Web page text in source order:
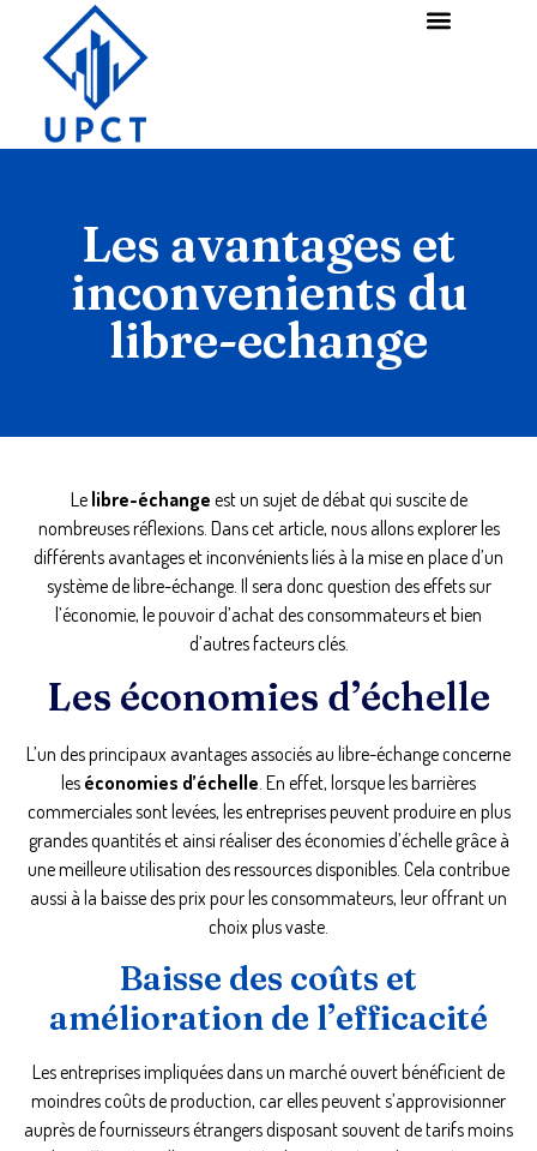
Les avantages et
inconvenients du
libre-echange
Le libre-échange est un sujet de débat qui suscite de
nombreuses réflexions. Dans cet article, nous allons explorer les
différents avantages et inconvénients liés à la mise en place d’un
système de libre-échange. Il sera donc question des effets sur
l’économie, le pouvoir d’achat des consommateurs et bien
d’autres facteurs clés.
Les économies d’échelle
L’un des principaux avantages associés au libre-échange concerne
les économies d’échelle. En effet, lorsque les barrières
commerciales sont levées, les entreprises peuvent produire en plus
grandes quantités et ainsi réaliser des économies d’échelle grâce à
une meilleure utilisation des ressources disponibles. Cela contribue
aussi à la baisse des prix pour les consommateurs, leur offrant un
choix plus vaste.
Baisse des coûts et
amélioration de l’efficacité
Les entreprises impliquées dans un marché ouvert bénéficient de
moindres coûts de production, car elles peuvent s’approvisionner
auprès de fournisseurs étrangers disposant souvent de tarifs moins